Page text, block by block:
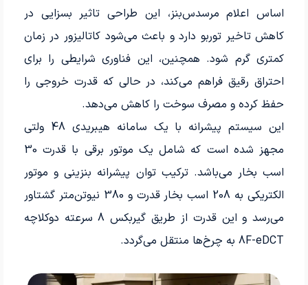
اساس اعلام مرسدس‌بنز، این طراحی تاثیر بسزایی در
کاهش تاخیر توربو دارد و باعث می‌شود کاتالیزور در زمان
کمتری گرم شود. همچنین، این فناوری شرایطی را برای
احتراق رقیق فراهم می‌کند، در حالی که قدرت خروجی را
حفظ کرده و مصرف سوخت را کاهش می‌دهد.
این سیستم پیشرانه با یک سامانه هیبریدی 48 ولتی
مجهز شده است که شامل یک موتور برقی با قدرت 30
اسب‌ بخار می‌باشد. ترکیب توان پیشرانه بنزینی و موتور
الکتریکی به 208 اسب‌ بخار قدرت و 380 نیوتن‌متر گشتاور
می‌رسد و این قدرت از طریق گیربکس 8 سرعته دوکلاچه
8F-eDCT به چرخ‌ها منتقل می‌گردد.